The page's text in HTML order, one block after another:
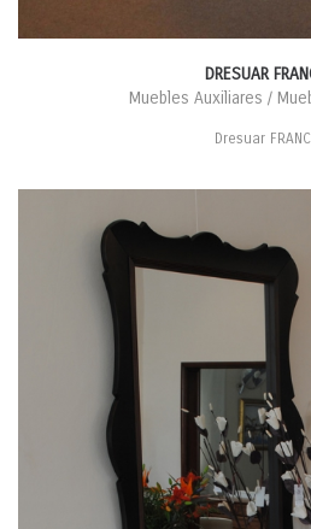
DRESUAR
Muebles Auxiliares /
Dresuar